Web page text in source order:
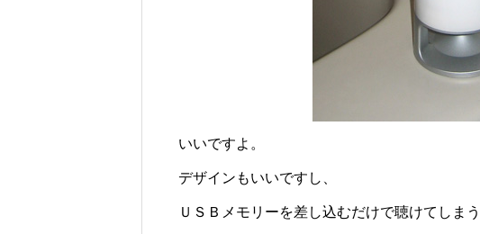
いいですよ。
デザインもいいですし、
ＵＳＢメモリーを差し込むだけで聴けてしまう